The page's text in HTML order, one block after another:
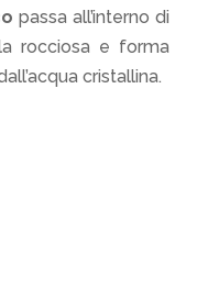
passa all’interno di
rocciosa e forma
cristallina.